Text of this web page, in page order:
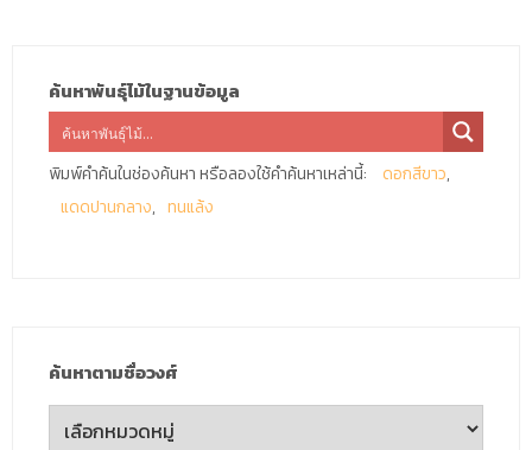
ค้นหาพันธุ์ไม้ในฐานข้อมูล
พิมพ์คำค้นในช่องค้นหา หรือลองใช้คำค้นหาเหล่านี้:
ดอกสีขาว
แดดปานกลาง
ทนแล้ง
ค้นหาตามชื่อวงศ์
ค้นหา
ตาม